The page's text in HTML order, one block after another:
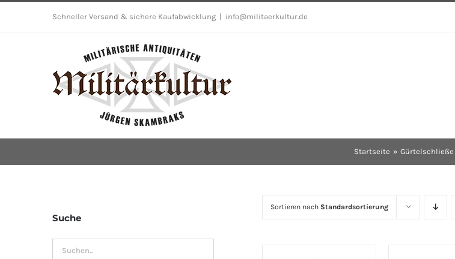
Schneller Versand & sichere Kaufabwicklung info@militaerkultur.de
Startseite Gürtelschließe
Sortieren nach Standardsortierung
Suche